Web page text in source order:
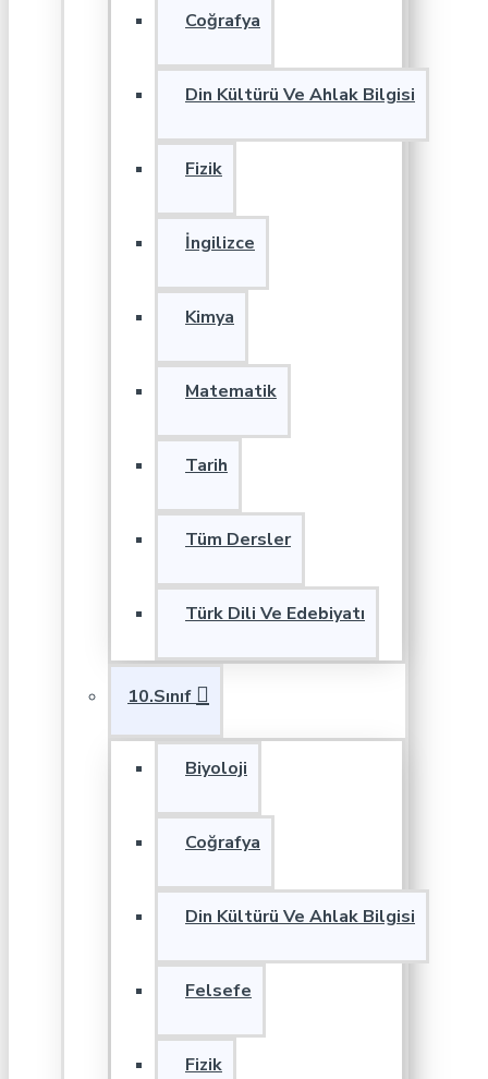
Coğrafya
Din Kültürü Ve Ahlak Bilgisi
Fizik
İngilizce
Kimya
Matematik
Tarih
Tüm Dersler
Türk Dili Ve Edebiyatı
10.Sınıf
Biyoloji
Coğrafya
Din Kültürü Ve Ahlak Bilgisi
Felsefe
Fizik